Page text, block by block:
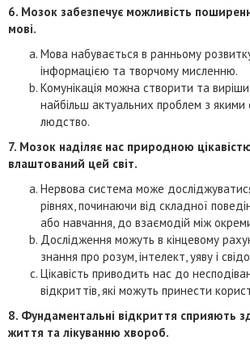
6. Мозок забезпечує можливість
мові.
Мова набувається в ранньому
інформацією та творчому мисленню.
Комунікація можна створити та
найбільш актуальних проблем з якими
людство.
7. Мозок наділяє нас природною
влаштований цей світ.
Нервова система може
рівнях, починаючи від складної
або навчання, до взаємодій між
Дослідження можуть в кінцевому
знання про розум, інтелект, уяву і
Цікавість приводить нас до
відкриттів, які можуть принести
8. Фундаментальні відкриття сприяють
життя та лікуванню хвороб.